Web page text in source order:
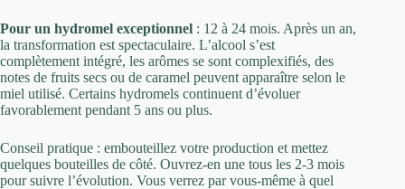
Pour un hydromel exceptionnel : 12 à 24 mois. Après un an,
la transformation est spectaculaire. L’alcool s’est
complètement intégré, les arômes se sont complexifiés, des
notes de fruits secs ou de caramel peuvent apparaître selon le
miel utilisé. Certains hydromels continuent d’évoluer
favorablement pendant 5 ans ou plus.
Conseil pratique : embouteillez votre production et mettez
quelques bouteilles de côté. Ouvrez-en une tous les 2-3 mois
pour suivre l’évolution. Vous verrez par vous-même à quel